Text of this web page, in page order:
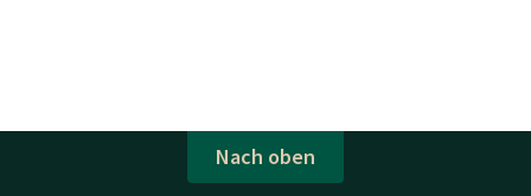
Nach oben